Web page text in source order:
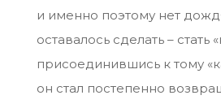
и именно поэтому нет
оставалось сделать – стать
присоединившись к тому
он стал постепенно